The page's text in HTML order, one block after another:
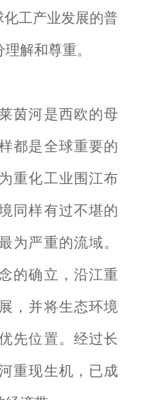
工产业发展的普
解和尊重。
河是西欧的母
都是全球重要的
重化工业围江布
同样有过不堪的
为严重的流域。
的确立，沿江重
，并将生态环境
先位置。经过长
重现生机，已成